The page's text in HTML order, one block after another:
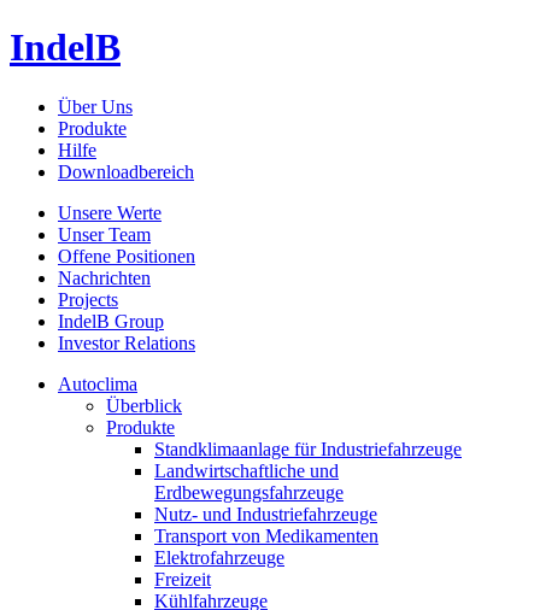
IndelB
Über Uns
Produkte
Hilfe
Downloadbereich
Unsere Werte
Unser Team
Offene Positionen
Nachrichten
Projects
IndelB Group
Investor Relations
Autoclima
Überblick
Produkte
Standklimaanlage für Industriefahrzeuge
Landwirtschaftliche und
Erdbewegungsfahrzeuge
Nutz- und Industriefahrzeuge
Transport von Medikamenten
Elektrofahrzeuge
Freizeit
Kühlfahrzeuge